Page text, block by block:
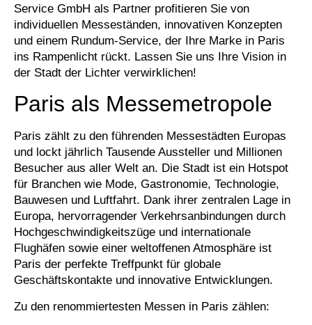
Service GmbH als Partner profitieren Sie von
individuellen Messeständen, innovativen Konzepten
und einem Rundum-Service, der Ihre Marke in Paris
ins Rampenlicht rückt. Lassen Sie uns Ihre Vision in
der Stadt der Lichter verwirklichen!
Paris als Messemetropole
Paris zählt zu den führenden Messestädten Europas
und lockt jährlich Tausende Aussteller und Millionen
Besucher aus aller Welt an. Die Stadt ist ein Hotspot
für Branchen wie Mode, Gastronomie, Technologie,
Bauwesen und Luftfahrt. Dank ihrer zentralen Lage in
Europa, hervorragender Verkehrsanbindungen durch
Hochgeschwindigkeitszüge und internationale
Flughäfen sowie einer weltoffenen Atmosphäre ist
Paris der perfekte Treffpunkt für globale
Geschäftskontakte und innovative Entwicklungen.
Zu den renommiertesten Messen in Paris zählen: